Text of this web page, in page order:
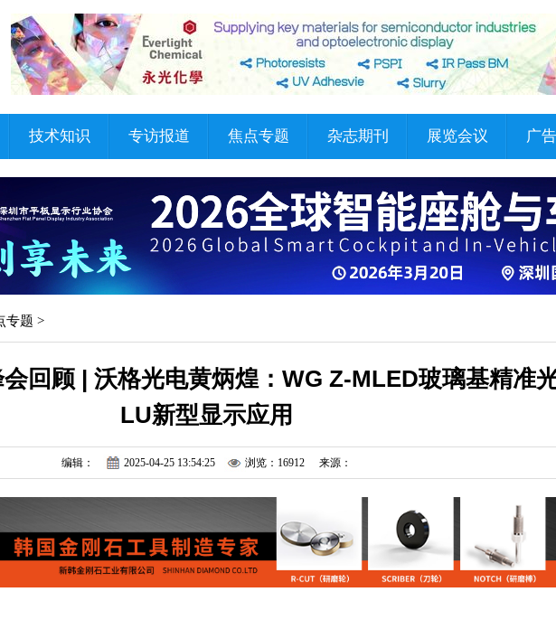
技术知识 专访报道 焦点专题 杂志期刊 展览会议 广
专题 >
回顾 | 沃格光电黄炳煌：WG Z-MLED玻璃基精准
LU新型显示应用
编辑： 2025-04-25 13:54:25 浏览：16912 来源：